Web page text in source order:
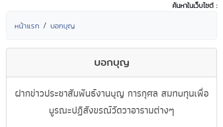
ค้นหาในเว็บไซต์ :
หน้าแรก บอกบุญ
บอกบุญ
ฝากข่าวประชาสัมพันธ์งานบุญ การกุศล สมทบทุนเพื่อ
บูรณะปฏิสังขรณ์วัดวาอารามต่างๆ